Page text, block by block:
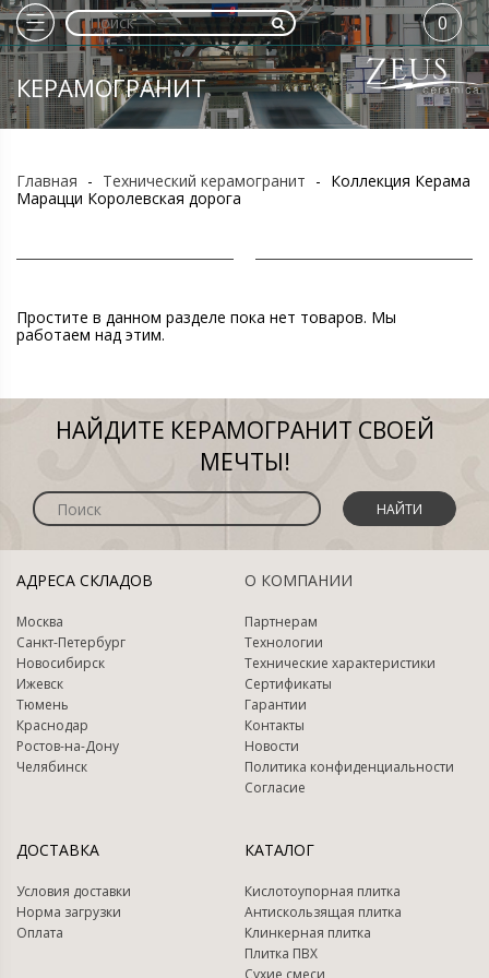
КЕРАМОГРАНИТ
0
Главная - Технический керамогранит - Коллекция Керама
Марацци Королевская дорога
Простите в данном разделе пока нет товаров. Мы
работаем над этим.
НАЙДИТЕ КЕРАМОГРАНИТ СВОЕЙ
МЕЧТЫ!
НАЙТИ
АДРЕСА СКЛАДОВ
Москва
Санкт-Петербург
Новосибирск
Ижевск
Тюмень
Краснодар
Ростов-на-Дону
Челябинск
О КОМПАНИИ
Партнерам
Технологии
Технические характеристики
Сертификаты
Гарантии
Контакты
Новости
Политика конфиденциальности
Согласие
ДОСТАВКА
Условия доставки
Норма загрузки
Оплата
КАТАЛОГ
Кислотоупорная плитка
Антискользящая плитка
Клинкерная плитка
Плитка ПВХ
Сухие смеси